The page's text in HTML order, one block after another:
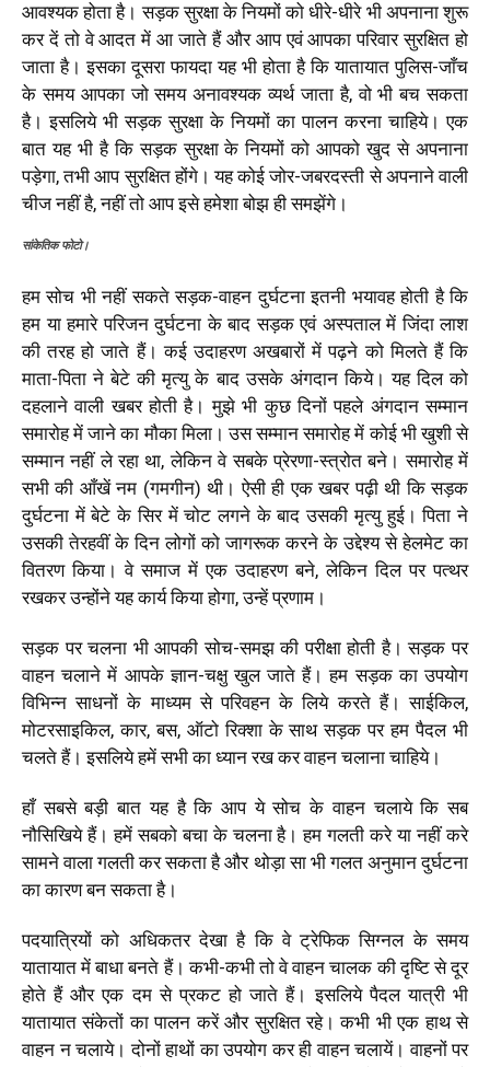
आवश्यक होता है। सड़क सुरक्षा के नियमों को धीरे-धीरे भी अपनाना शुरू
कर दें तो वे आदत में आ जाते हैं और आप एवं आपका परिवार सुरक्षित हो
जाता है। इसका दूसरा फायदा यह भी होता है कि यातायात पुलिस-जाँच
के समय आपका जो समय अनावश्यक व्यर्थ जाता है, वो भी बच सकता
है। इसलिये भी सड़क सुरक्षा के नियमों का पालन करना चाहिये। एक
बात यह भी है कि सड़क सुरक्षा के नियमों को आपको खुद से अपनाना
पड़ेगा, तभी आप सुरक्षित होंगे। यह कोई जोर-जबरदस्ती से अपनाने वाली
चीज नहीं है, नहीं तो आप इसे हमेशा बोझ ही समझेंगे।
सांकेतिक फोटो।
हम सोच भी नहीं सकते सड़क-वाहन दुर्घटना इतनी भयावह होती है कि
हम या हमारे परिजन दुर्घटना के बाद सड़क एवं अस्पताल में जिंदा लाश
की तरह हो जाते हैं। कई उदाहरण अखबारों में पढ़ने को मिलते हैं कि
माता-पिता ने बेटे की मृत्यु के बाद उसके अंगदान किये। यह दिल को
दहलाने वाली खबर होती है। मुझे भी कुछ दिनों पहले अंगदान सम्मान
समारोह में जाने का मौका मिला। उस सम्मान समारोह में कोई भी खुशी से
सम्मान नहीं ले रहा था, लेकिन वे सबके प्रेरणा-स्त्रोत बने। समारोह में
सभी की आँखें नम (गमगीन) थी। ऐसी ही एक खबर पढ़ी थी कि सड़क
दुर्घटना में बेटे के सिर में चोट लगने के बाद उसकी मृत्यु हुई। पिता ने
उसकी तेरहवीं के दिन लोगों को जागरूक करने के उद्देश्य से हेलमेट का
वितरण किया। वे समाज में एक उदाहरण बने, लेकिन दिल पर पत्थर
रखकर उन्होंने यह कार्य किया होगा, उन्हें प्रणाम।
सड़क पर चलना भी आपकी सोच-समझ की परीक्षा होती है। सड़क पर
वाहन चलाने में आपके ज्ञान-चक्षु खुल जाते हैं। हम सड़क का उपयोग
विभिन्न साधनों के माध्यम से परिवहन के लिये करते हैं। साईकिल,
मोटरसाइकिल, कार, बस, ऑटो रिक्शा के साथ सड़क पर हम पैदल भी
चलते हैं। इसलिये हमें सभी का ध्यान रख कर वाहन चलाना चाहिये।
हाँ सबसे बड़ी बात यह है कि आप ये सोच के वाहन चलाये कि सब
नौसिखिये हैं। हमें सबको बचा के चलना है। हम गलती करे या नहीं करे
सामने वाला गलती कर सकता है और थोड़ा सा भी गलत अनुमान दुर्घटना
का कारण बन सकता है।
पदयात्रियों को अधिकतर देखा है कि वे ट्रेफिक सिग्नल के समय
यातायात में बाधा बनते हैं। कभी-कभी तो वे वाहन चालक की दृष्टि से दूर
होते हैं और एक दम से प्रकट हो जाते हैं। इसलिये पैदल यात्री भी
यातायात संकेतों का पालन करें और सुरक्षित रहे। कभी भी एक हाथ से
वाहन न चलाये। दोनों हाथों का उपयोग कर ही वाहन चलायें। वाहनों पर